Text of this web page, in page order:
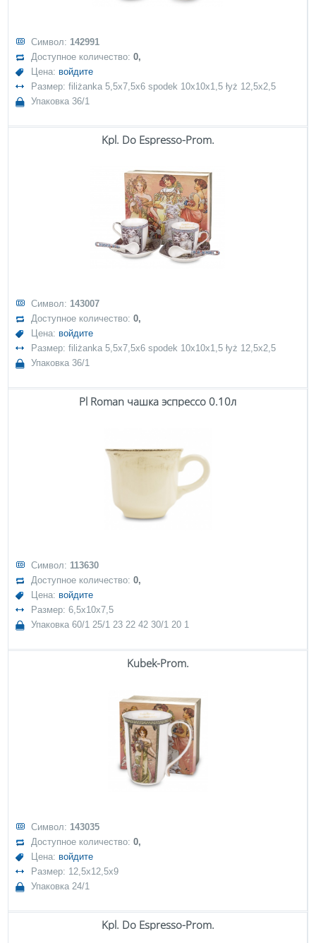
Символ: 142991
Доступное количество:0,
Цена: войдите
Размер: filiżanka 5,5x7,5x6 spodek 10x10x1,5 łyż 12,5x2,5
Упаковка 36/1
Kpl. Do Espresso-Prom.
Символ: 143007
Доступное количество:0,
Цена: войдите
Размер: filiżanka 5,5x7,5x6 spodek 10x10x1,5 łyż 12,5x2,5
Упаковка 36/1
Pl Roman чашка эспрессо 0.10л
Символ: 113630
Доступное количество:0,
Цена: войдите
Размер: 6,5x10x7,5
Упаковка 60/1 25/1 23 22 42 30/1 20 1
Kubek-Prom.
Символ: 143035
Доступное количество:0,
Цена: войдите
Размер: 12,5x12,5x9
Упаковка 24/1
Kpl. Do Espresso-Prom.